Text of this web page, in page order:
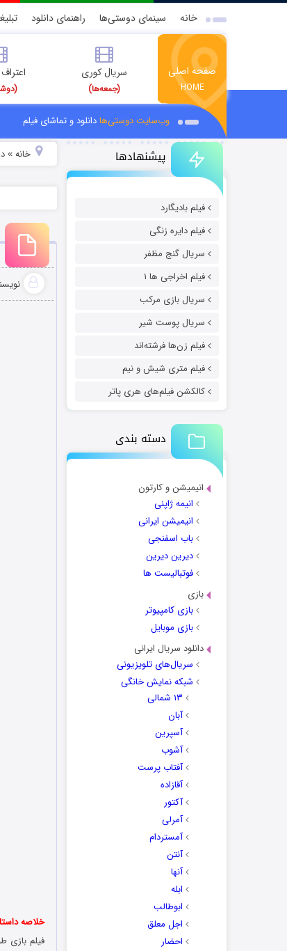
خانه سینمای دوستی‌ها راهنمای دانلود
صفحه اصلی
HOME
سریال کوری
(جمعه‌ها)
وب‌سایت دوستی‌هادانلود و تماشای فیلم
پیشنهادها
فیلم بادیگارد
فیلم دایره زنگی
سریال گنج مظفر
فیلم اخراجی ها ۱
سریال بازی مرکب
سریال پوست شیر
فیلم زن‌ها فرشته‌اند
فیلم متری شیش و نیم
کالکشن فیلم‌های هری پاتر
دسته بندی
انیمیشن و کارتون
انیمه ژاپنی
انیمیشن ایرانی
باب اسفنجی
دیرین دیرین
فوتبالیست ها
بازی
بازی کامپیوتر
بازی موبایل
دانلود سریال ایرانی
سریال‌های تلویزیونی
شبکه نمایش خانگی
۱۳ شمالی
آبان
آسپرین
آشوب
آفتاب پرست
آقازاده
آکتور
آمرلی
آمستردام
آنتن
آنها
ابله
ابوطالب
اجل معلق
احضار
خانه»
خلاصه